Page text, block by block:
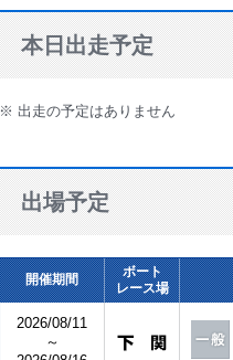
本日出走予定
※ 出走の予定はありません
出場予定
開催期間
ボート
レース場
2026/08/11
～